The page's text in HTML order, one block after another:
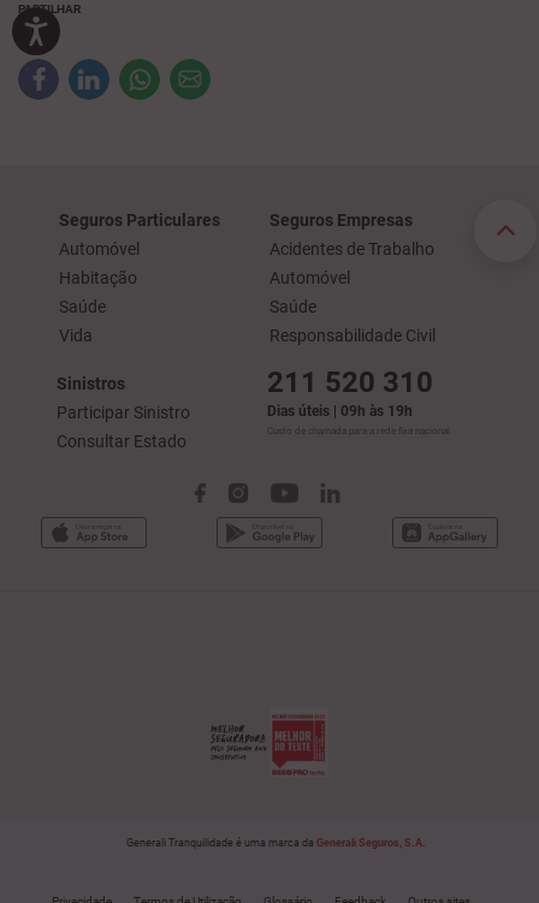
PARTILHAR
Seguros Particulares
Automóvel
Habitação
Saúde
Vida
Seguros Empresas
Acidentes de Trabalho
Automóvel
Saúde
Responsabilidade Civil
Sinistros
Participar Sinistro
Consultar Estado
211 520 310
Dias úteis | 09h às 19h
Custo de chamada para a rede fixa nacional
Generali Tranquilidade é uma marca da Generali Seguros, S.A.